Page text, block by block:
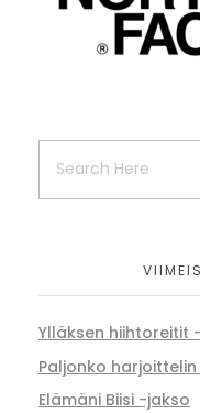
Ylläksen hiihtoreitit
Paljonko
Elämäni Biisi -jakso